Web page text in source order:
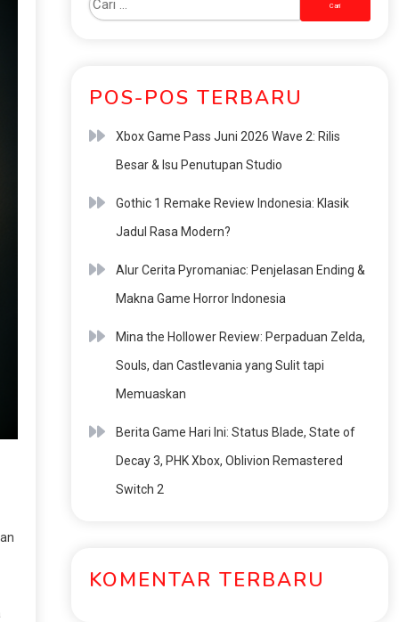
POS-POS TERBARU
Xbox Game Pass Juni 2026 Wave 2: Rilis
Besar & Isu Penutupan Studio
Gothic 1 Remake Review Indonesia: Klasik
Jadul Rasa Modern?
Alur Cerita Pyromaniac: Penjelasan Ending &
Makna Game Horror Indonesia
Mina the Hollower Review: Perpaduan Zelda,
Souls, dan Castlevania yang Sulit tapi
Memuaskan
Berita Game Hari Ini: Status Blade, State of
Decay 3, PHK Xbox, Oblivion Remastered
Switch 2
KOMENTAR TERBARU